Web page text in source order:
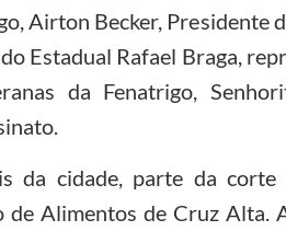
Airton Becker,
Estadual Rafael Braga,
da Fenatrigo,
da cidade, parte da
Alimentos de Cruz Alta.